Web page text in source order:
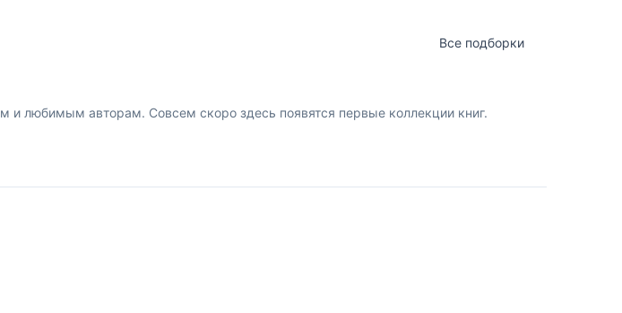
Все подборки
любимым авторам. Совсем скоро здесь появятся первые коллекции книг.